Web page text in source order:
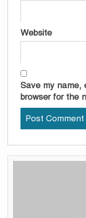
Website
Save my name,
browser for the